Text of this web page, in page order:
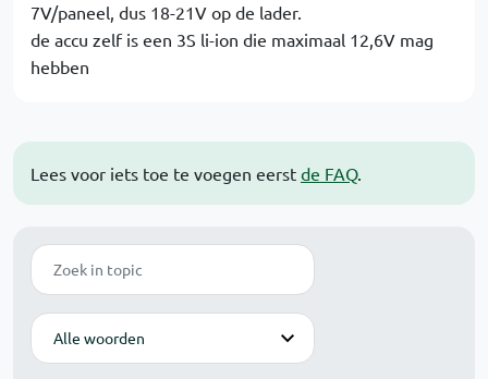
Lees voor iets toe te voegen eerst de FAQ.
Zoek
Modus
7V/paneel, dus 18-21V op de lader.
de accu zelf is een 3S li-ion die maximaal 12,6V mag
hebben